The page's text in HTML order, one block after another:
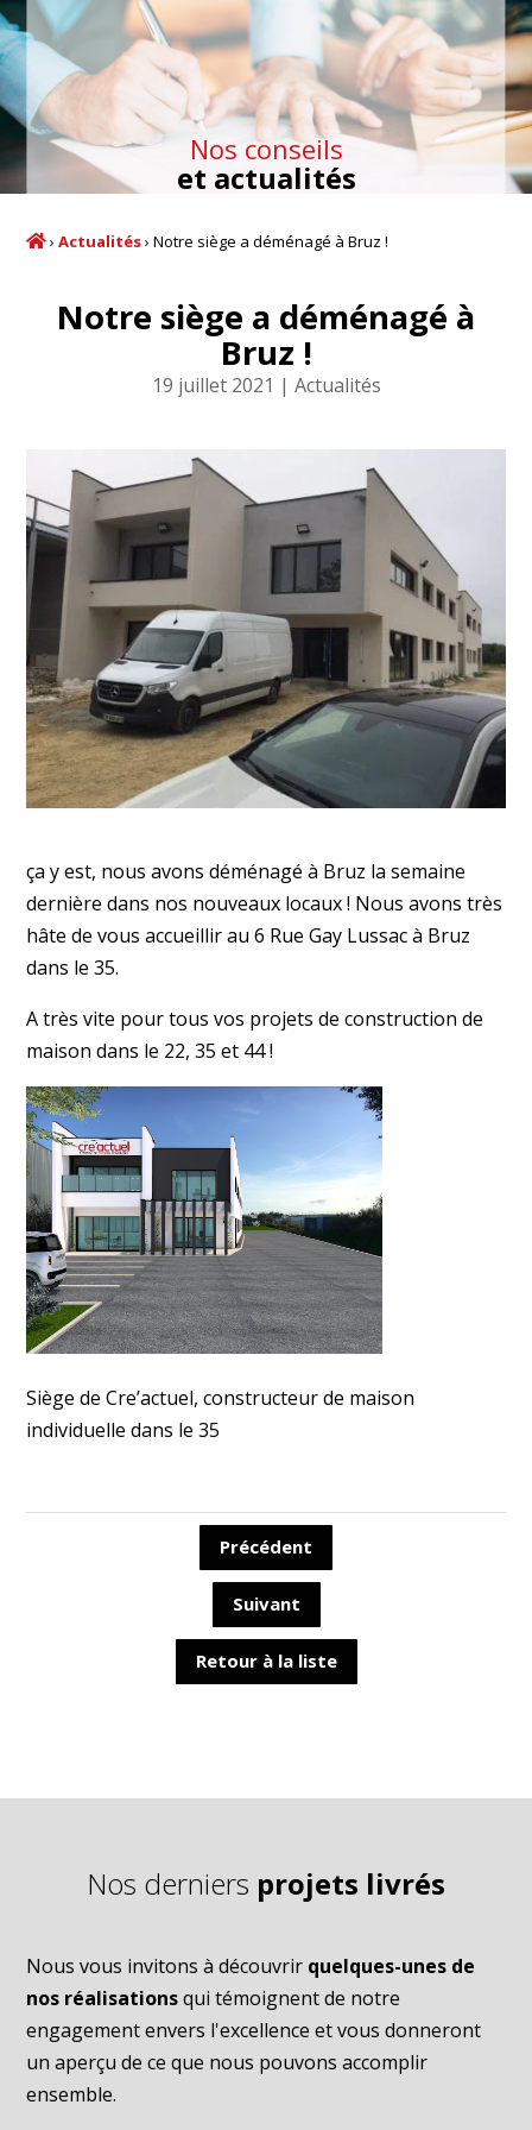
Nos conseils
et actualités
›Actualités›Notre siège a déménagé à Bruz !
Notre siège a déménagé à
Bruz !
19 juillet 2021 Actualités
ça y est, nous avons déménagé à Bruz la semaine
dernière dans nos nouveaux locaux ! Nous avons très
hâte de vous accueillir au 6 Rue Gay Lussac à Bruz
dans le 35.
A très vite pour tous vos projets de construction de
maison dans le 22, 35 et 44 !
Siège de Cre’actuel, constructeur de maison
individuelle dans le 35
Retour à la liste
Précédent
Suivant
Nos derniers projets livrés
Nous vous invitons à découvrir quelques-unes de
nos réalisationsqui témoignent de notre
engagement envers l'excellence et vous donneront
un aperçu de ce que nous pouvons accomplir
ensemble.